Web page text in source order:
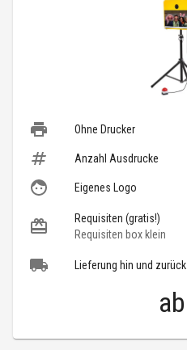
Ohne Drucker
Anzahl Ausdrucke
Eigenes Logo
Requisiten (gratis!)
Requisiten box klein
Lieferung hin und zurück
ab